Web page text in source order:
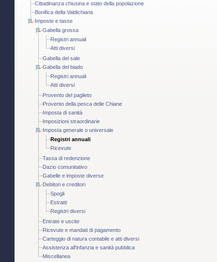
Cittadinanza chiusina e stato della popolazione
Bonifica della Valdichiana
Imposte e tasse
Gabella grossa
Registri annuali
Atti diversi
Gabella del sale
Gabella del biado
Registri annuali
Atti diversi
Provento del paglieto
Provento della pesca delle Chiane
Imposta di sanità
Imposizioni straordinarie
Imposta generale o universale
Registri annuali
Ricevute
Tassa di redenzione
Dazio comunitativo
Gabelle e imposte diverse
Debitori e creditori
Spogli
Estratti
Registri diversi
Entrate e uscite
Ricevute e mandati di pagamento
Carteggio di natura contabile e atti diversi
Assistenza all'infanzia e sanità pubblica
Miscellanea